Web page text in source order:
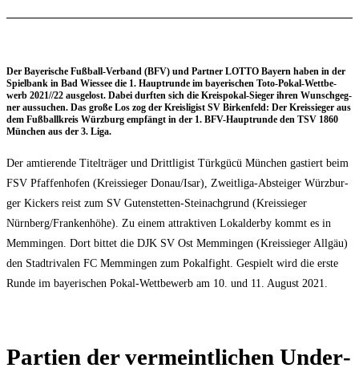
Der Baye­ri­sche Fuß­ball-Ver­band (BFV) und Part­ner LOTTO Bay­ern haben in der
Spiel­bank in Bad Wies­see die 1. Haupt­run­de im baye­ri­schen Toto-Pokal-Wett­be­
werb 2021/​/​22 aus­ge­lost. Dabei durf­ten sich die Kreis­po­kal-Sie­ger ihren Wunsch­geg­
ner aus­su­chen. Das gro­ße Los zog der Kreis­li­gist SV Bir­ken­feld: Der Kreis­sie­ger aus
dem Fuß­ball­kreis Würz­burg emp­fängt in der 1. BFV-Haupt­run­de den TSV 1860
Mün­chen aus der 3. Liga.
Der amtie­ren­de Titel­trä­ger und Dritt­li­gist Türk­gücü Mün­chen gas­tiert beim
FSV Pfaf­fen­ho­fen (Kreis­sie­ger Donau/​Isar), Zweit­li­ga-Abstei­ger Würz­bur­
ger Kickers reist zum SV Guten­stet­ten-Steinach­grund (Kreis­sie­ger
Nürnberg/​Frankenhöhe). Zu einem attrak­ti­ven Lokal­der­by kommt es in
Mem­min­gen. Dort bit­tet die DJK SV Ost Mem­min­gen (Kreis­sie­ger All­gäu)
den Stadt­ri­va­len FC Mem­min­gen zum Pokal­fight. Gespielt wird die ers­te
Run­de im baye­ri­schen Pokal-Wett­be­werb am 10. und 11. August 2021.
Par­tien der ver­meint­li­chen Under­